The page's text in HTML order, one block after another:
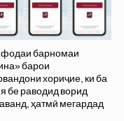
барномаи
барои
хориҷие, ки ба
бе раводид ворид
ҳатмӣ мегардад